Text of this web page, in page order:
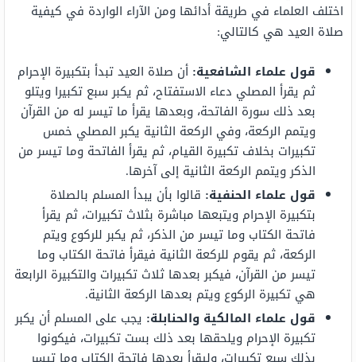
اختلف العلماء في طريقة أدائها ومن الآراء الواردة في كيفية
صلاة العيد هي كالتالي:
قول علماء الشافعية: أن صلاة العيد تبدأ بتكبيرة الإحرام
ثم يقرأ المصلي دعاء الاستفتاح، ثم يكبر سبع تكبيرا ويتلو
بعد ذلك سورة الفاتحة، وبعدها يقرأ ما تيسر له من القرآن
ويتمم الركعة، وفي الركعة الثانية يكبر المصلي خمس
تكبيرات بخلاف تكبيرة القيام، ثم يقرأ الفاتحة وما تيسر من
الذكر ويتمم الركعة الثانية إلى آخرها.
قول علماء الحنفية: قالوا بأن يبدأ المسلم بالصلاة
بتكبيرة الإحرام ويتبعها مباشرة بثلاث تكبيرات، ثم يقرأ
فاتحة الكتاب وما تيسر من الذكر، ثم يكبر للركوع ويتم
الركعة، ثم يقوم للركعة الثانية فيقرأ فاتحة الكتاب وما
تيسر من القرآن، فيكبر بعدها ثلاث تكبيرات والتكبيرة الرابعة
هي تكبيرة الركوع ويتم بعدها الركعة الثانية.
قول علماء المالكية والحنابلة: يجب على المسلم أن يكبر
تكبيرة الإحرام ويلحقها بعد ذلك بست تكبيرات، فيكونوا